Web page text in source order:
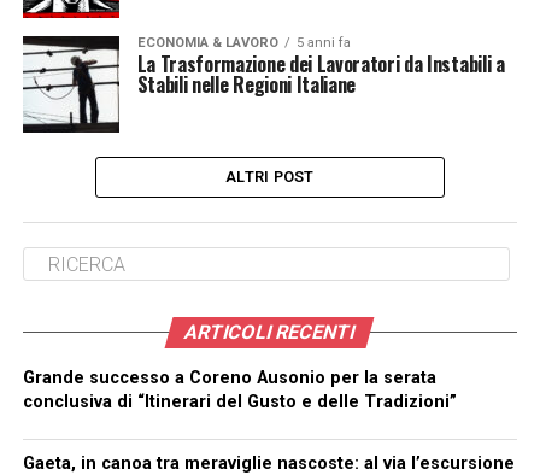
ECONOMIA & LAVORO 5 anni fa
La Trasformazione dei Lavoratori da Instabili a
Stabili nelle Regioni Italiane
ALTRI POST
ARTICOLI RECENTI
Grande successo a Coreno Ausonio per la serata
conclusiva di “Itinerari del Gusto e delle Tradizioni”
Gaeta, in canoa tra meraviglie nascoste: al via l’escursione